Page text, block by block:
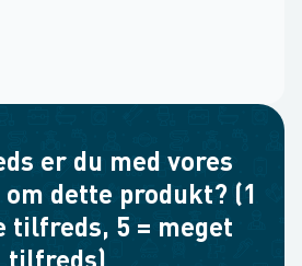
er du med vores
dette produkt? (1
tilfreds, 5 = meget